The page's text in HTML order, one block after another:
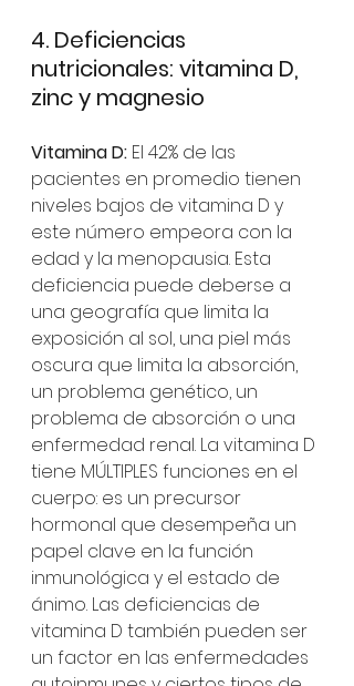
4. Deficiencias
nutricionales: vitamina D,
zinc y magnesio
Vitamina D: El 42% de las
pacientes en promedio tienen
niveles bajos de vitamina D y
este número empeora con la
edad y la menopausia. Esta
deficiencia puede deberse a
una geografía que limita la
exposición al sol, una piel más
oscura que limita la absorción,
un problema genético, un
problema de absorción o una
enfermedad renal. La vitamina D
tiene MÚLTIPLES funciones en el
cuerpo: es un precursor
hormonal que desempeña un
papel clave en la función
inmunológica y el estado de
ánimo. Las deficiencias de
vitamina D también pueden ser
un factor en las enfermedades